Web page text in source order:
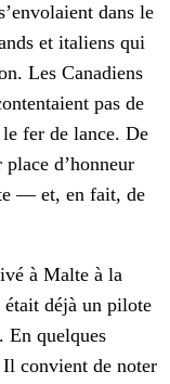
dans le
et italiens qui
Les Canadiens
pas de
fer de lance. De
d’honneur
— et, en fait, de
à Malte à la
déjà un pilote
En quelques
convient de noter